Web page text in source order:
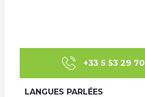
+33 5 53 29 70
LANGUES PARLÉES
LANGUES PARLÉES